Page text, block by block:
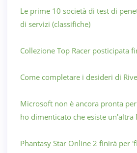
Le prime 10 società di test di
di servizi (classifiche)
Collezione Top Racer posticipata
Come completare i desideri di
Microsoft non è ancora pronta
ho dimenticato che esiste un'altra
Phantasy Star Online 2 finirà per